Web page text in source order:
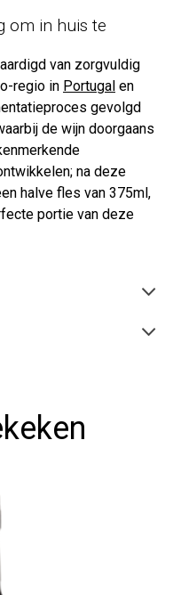
om in huis te
van zorgvuldig
regio in Portugal en
gevolgd
de wijn doorgaans
na deze
halve fles van 375ml,
portie van deze